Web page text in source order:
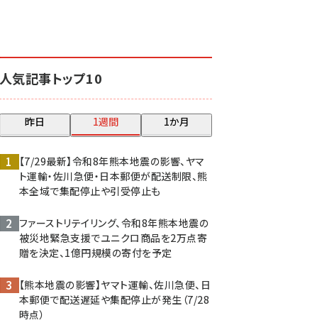
人気記事トップ10
昨日 1週間 1か月
【7/29最新】令和8年熊本地震の影響、ヤマ
ト運輸・佐川急便・日本郵便が配送制限、熊
本全域で集配停止や引受停止も
ファーストリテイリング、令和8年熊本地震の
被災地緊急支援でユニクロ商品を2万点寄
贈を決定、1億円規模の寄付を予定
【熊本地震の影響】ヤマト運輸、佐川急便、日
本郵便で配送遅延や集配停止が発生（7/28
時点）